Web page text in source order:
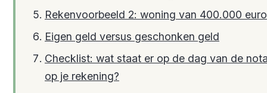
Rekenvoorbeeld 2: woning van 400.000 euro
Eigen geld versus geschonken geld
Checklist: wat staat er op de dag van de
op je rekening?